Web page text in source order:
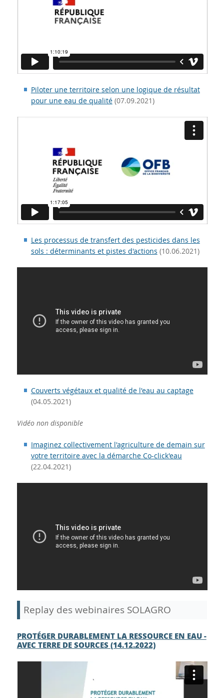
Piloter une territoire selon une logique de résultat
pour une eau de qualité(07.09.2021)
Les processus de transfert des pesticides dans les
sols : déterminants et pistes d'actions (10.06.2021)
Couverts végétaux et qualité de l'eau au captage
(04.05.2021)
Vidéo non disponible
Imaginez collectivement l'agriculture de demain sur
votre territoire avec la démarche Co-click'eau
(22.04.2021)
Replay des webinaires SOLAGRO
PROTÉGER DURABLEMENT LA RESSOURCE EN EAU -
AVEC TERRE DE SOURCES (14.12.2022)